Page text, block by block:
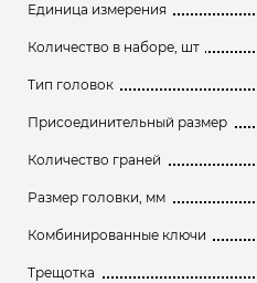
Единица измерения
Количество в наборе, шт
Тип головок
Присоединительный размер
Количество граней
Размер головки, мм
Комбинированные ключи
Трещотка